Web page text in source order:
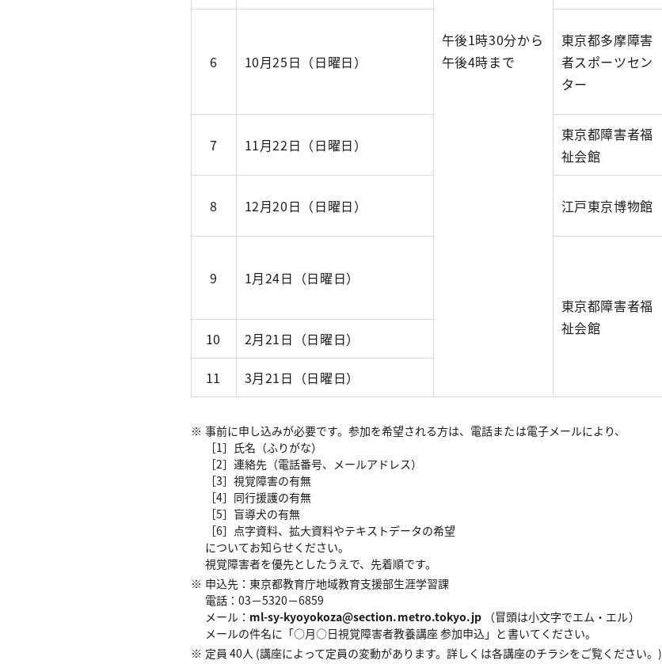
午後1時30分から
午後4時まで
6 10月25日（日曜日）
東京都多摩障害
者スポーツセン
ター
7 11月22日（日曜日）
東京都障害者福
祉会館
8 12月20日（日曜日） 江戸東京博物館
9
1月24日（日曜日）
東京都障害者福
祉会館
10 2月21日（日曜日）
11 3月21日（日曜日）
事前に申し込みが必要です。参加を希望される方は、電話または電子メールにより、
［1］氏名（ふりがな）
［2］連絡先（電話番号、メールアドレス）
［3］視覚障害の有無
［4］同行援護の有無
［5］盲導犬の有無
［6］点字資料、拡大資料やテキストデータの希望
についてお知らせください。
視覚障害者を優先としたうえで、先着順です。
申込先：東京都教育庁地域教育支援部生涯学習課
電話：03－5320－6859
メール： ml-sy-kyoyokoza@section.metro.tokyo.jp （冒頭は小文字でエム・エル）
メールの件名に「○月○日視覚障害者教養講座 参加申込」と書いてください。
定員 40人 (講座によって定員の変動があります。詳しくは各講座のチラシをご覧ください。)